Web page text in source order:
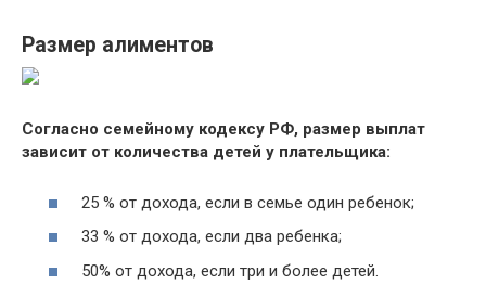
Размер алиментов
Согласно семейному кодексу РФ, размер выплат
зависит от количества детей у плательщика:
25 % от дохода, если в семье один ребенок;
33 % от дохода, если два ребенка;
50% от дохода, если три и более детей.